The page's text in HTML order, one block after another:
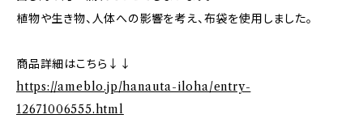
植物や生き物、人体への影響を考え、布袋を使用しました。
商品詳細はこちら↓↓
https://ameblo.jp/hanauta-iloha/entry-
12671006555.html